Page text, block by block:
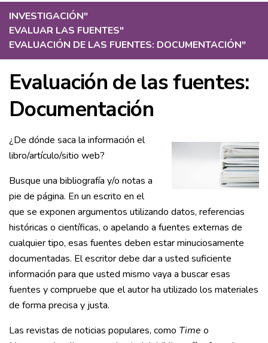
INVESTIGACIÓN"
EVALUAR LAS FUENTES"
EVALUACIÓN DE LAS FUENTES: DOCUMENTACIÓN"
Evaluación de las fuentes:
Documentación
¿De dónde saca la información el
libro/artículo/sitio web?
Busque una bibliografía y/o notas a
pie de página. En un escrito en el
que se exponen argumentos utilizando datos, referencias
históricas o científicas, o apelando a fuentes externas de
cualquier tipo, esas fuentes deben estar minuciosamente
documentadas. El escritor debe dar a usted suficiente
información para que usted mismo vaya a buscar esas
fuentes y compruebe que el autor ha utilizado los materiales
de forma precisa y justa.
Las revistas de noticias populares, como Time o